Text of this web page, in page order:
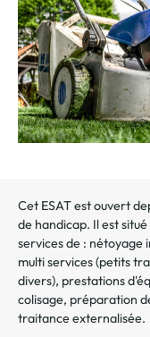
Cet ESAT est ouvert
de handicap. Il est
services de : nétoyage
multi services (petits
divers), prestations
colisage, préparation
traitance externalisée.